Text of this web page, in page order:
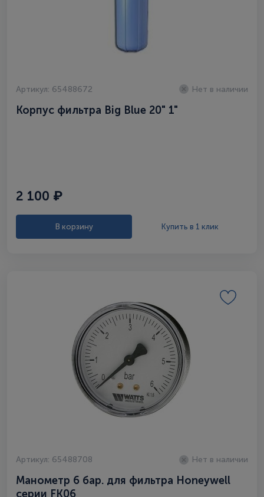
Артикул: 65488672 Нет в наличии
Корпус фильтра Big Blue 20" 1"
2 100 ₽
В корзину Купить в 1 клик
Артикул: 65488708 Нет в наличии
Манометр 6 бар. для фильтра Honeywell
серии FK06